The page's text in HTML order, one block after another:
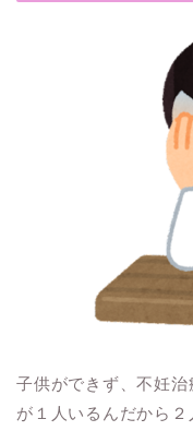
子供ができず、不妊
が１人いるんだから２